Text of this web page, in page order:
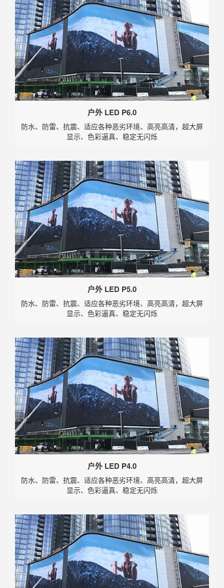
户外 LED P6.0
防水、防雷、抗震、适应各种恶劣环境、高亮高清，超大屏
显示、色彩逼真、稳定无闪烁
户外 LED P5.0
防水、防雷、抗震、适应各种恶劣环境、高亮高清，超大屏
显示、色彩逼真、稳定无闪烁
户外 LED P4.0
防水、防雷、抗震、适应各种恶劣环境、高亮高清，超大屏
显示、色彩逼真、稳定无闪烁